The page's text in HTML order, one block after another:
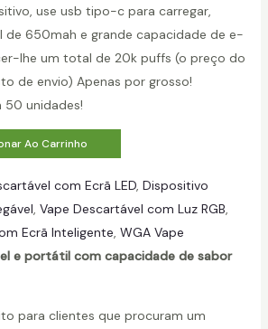
use usb tipo-c para carregar,
de 650mah e grande capacidade de e-
lhe um total de 20k puffs (o preço do
de envio) Apenas por grosso!
50 unidades!
Ao Carrinho
com Ecrã LED, Dispositivo
, Vape Descartável com Luz RGB
Ecrã Inteligente, WGA Vape
e portátil com capacidade de sabor
para clientes que procuram um